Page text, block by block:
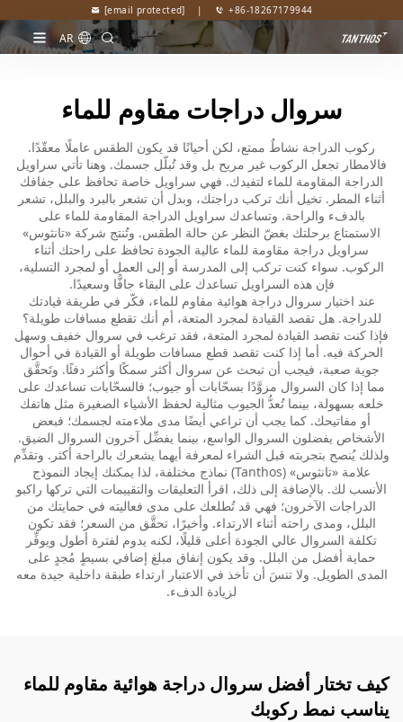
[email protected] | +86-18267179944
AR
سروال دراجات مقاوم للماء
ركوب الدراجة نشاطٌ ممتع، لكن أحيانًا قد يكون الطقس عاملًا معقّدًا.
فالامطار تجعل الركوب غير مريح بل وقد تُبلّل جسمك. وهنا تأتي سراويل
الدراجة المقاومة للماء لتفيدك. فهي سراويل خاصة تحافظ على جفافك
أثناء المطر. تخيل أنك تركب دراجتك، وبدل أن تشعر بالبرد والبلل، تشعر
بالدفء والراحة. وتساعدك سراويل الدراجة المقاومة للماء على
الاستمتاع برحلتك بغضّ النظر عن حالة الطقس. وتُنتج شركة «تانثوس»
سراويل دراجة مقاومة للماء عالية الجودة تحافظ على راحتك أثناء
الركوب. سواء كنت تركب إلى المدرسة أو إلى العمل أو لمجرد التسلية،
فإن هذه السراويل تساعدك على البقاء جافًّا وسعيدًا.
عند اختيار سروال دراجة هوائية مقاوم للماء، فكّر في طريقة قيادتك
للدراجة. هل تقصد القيادة لمجرد المتعة، أم أنك تقطع مسافات طويلة؟
فإذا كنت تقصد القيادة لمجرد المتعة، فقد ترغب في سروال خفيف وسهل
الحركة فيه. أما إذا كنت تقصد قطع مسافات طويلة أو القيادة في أحوال
جوية صعبة، فيجب أن تبحث عن سروال أكثر سمكًا وأكثر دفئًا. وتَحقَّق
مما إذا كان السروال مزوَّدًا بسحّابات أو جيوب؛ فالسحّابات تساعدك على
خلعه بسهولة، بينما تُعدُّ الجيوب مثالية لحفظ الأشياء الصغيرة مثل هاتفك
أو مفاتيحك. كما يجب أن تراعي أيضًا مدى ملاءمته لجسمك؛ فبعض
الأشخاص يفضلون السروال الواسع، بينما يفضِّل آخرون السروال الضيق.
ولذلك يُنصح بتجربته قبل الشراء لمعرفة أيهما يشعرك بالراحة أكثر. وتقدِّم
علامة «تانثوس» (Tanthos) نماذج مختلفة، لذا يمكنك إيجاد النموذج
الأنسب لك. بالإضافة إلى ذلك، اقرأ التعليقات والتقييمات التي تركها راكبو
الدراجات الآخرون؛ فهي قد تُطلعك على مدى فعاليته في حمايتك من
البلل، ومدى راحته أثناء الارتداء. وأخيرًا، تحقَّق من السعر؛ فقد تكون
تكلفة السروال عالي الجودة أعلى قليلًا، لكنه يدوم لفترة أطول ويوفِّر
حماية أفضل من البلل. وقد يكون إنفاق مبلغ إضافي بسيطٍ مُجدٍ على
المدى الطويل. ولا تنسَ أن تأخذ في الاعتبار ارتداء طبقة داخلية جيدة معه
لزيادة الدفء.
كيف تختار أفضل سروال دراجة هوائية مقاوم للماء
يناسب نمط ركوبك